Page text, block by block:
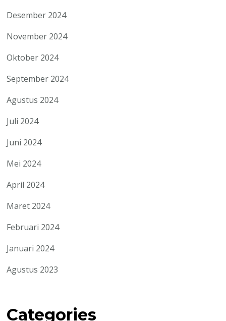
Desember 2024
November 2024
Oktober 2024
September 2024
Agustus 2024
Juli 2024
Juni 2024
Mei 2024
April 2024
Maret 2024
Februari 2024
Januari 2024
Agustus 2023
Categories